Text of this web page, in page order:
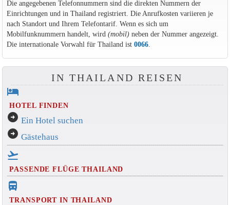
Die angegebenen Telefonnummern sind die direkten Nummern der
Einrichtungen und in Thailand registriert. Die Anrufkosten variieren je
nach Standort und Ihrem Telefontarif. Wenn es sich um
Mobilfunknummern handelt, wird (mobil)neben der Nummer angezeigt.
Die internationale Vorwahl für Thailand ist 0066.
IN THAILAND REISEN
hotel
HOTEL FINDEN
arrow_circle_right Ein Hotel suchen
arrow_circle_right Gästehaus
flight_takeoff
PASSENDE FLÜGE THAILAND
directions_bus_filled
TRANSPORT IN THAILAND